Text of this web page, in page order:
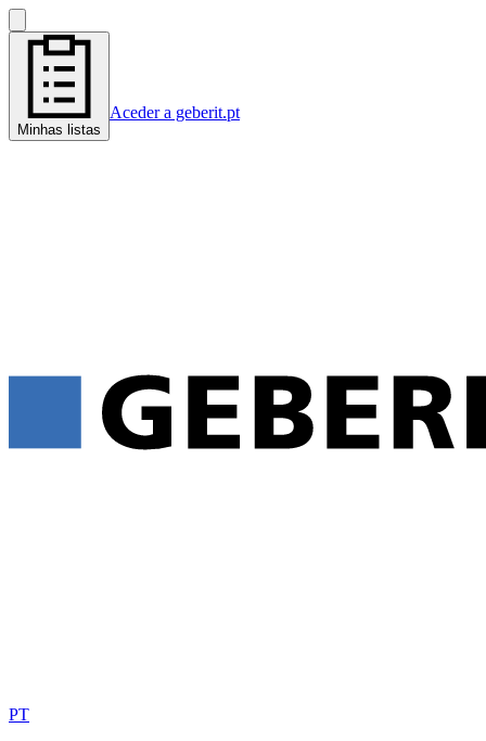
Minhas listas
Aceder a geberit.pt
PT